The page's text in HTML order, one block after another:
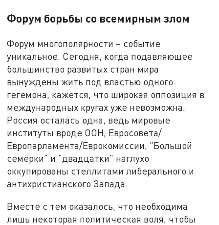
Форум борьбы со всемирным злом
Форум многополярности – событие
уникальное. Сегодня, когда подавляющее
большинство развитых стран мира
вынуждены жить под властью одного
гегемона, кажется, что широкая оппозиция в
международных кругах уже невозможна.
Россия осталась одна, ведь мировые
институты вроде ООН, Евросовета/
Европарламента/Еврокомиссии, "Большой
семёрки" и "двадцатки" наглухо
оккупированы стеллитами либерального и
антихристианского Запада.
Вместе с тем оказалось, что необходима
лишь некоторая политическая воля, чтобы